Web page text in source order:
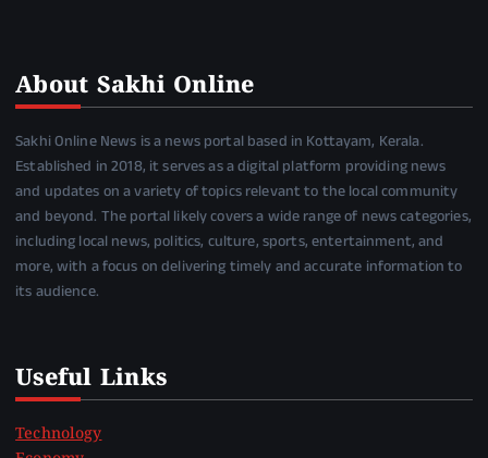
About Sakhi Online
Sakhi Online News is a news portal based in Kottayam, Kerala.
Established in 2018, it serves as a digital platform providing news
and updates on a variety of topics relevant to the local community
and beyond. The portal likely covers a wide range of news categories,
including local news, politics, culture, sports, entertainment, and
more, with a focus on delivering timely and accurate information to
its audience.
Useful Links
Technology